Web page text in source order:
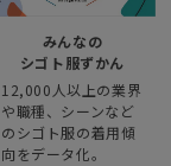
みんなの
シゴト服ずかん
12,000人以上の業界
や職種、シーンなど
のシゴト服の着用傾
向をデータ化。